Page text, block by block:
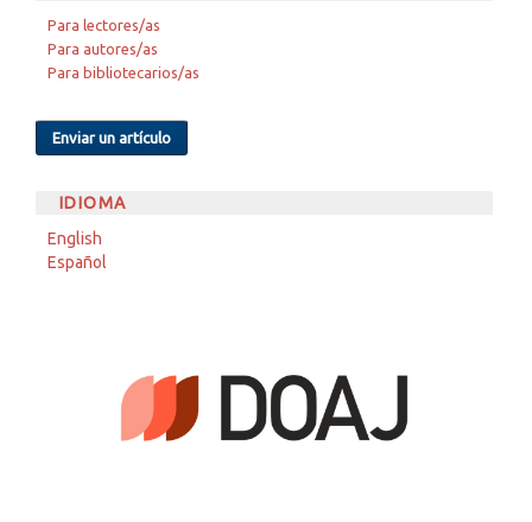
Para lectores/as
Para autores/as
Para bibliotecarios/as
Enviar un artículo
IDIOMA
English
Español